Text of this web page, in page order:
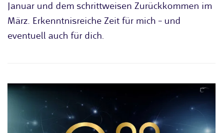
Januar und dem schrittweisen Zurückkommen im
März. Erkenntnisreiche Zeit für mich – und
eventuell auch für dich.